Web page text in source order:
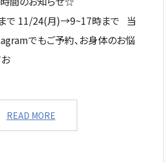
で 11/24(月)→9~17時まで 当
でもご予約、お身体のお悩
READ MORE